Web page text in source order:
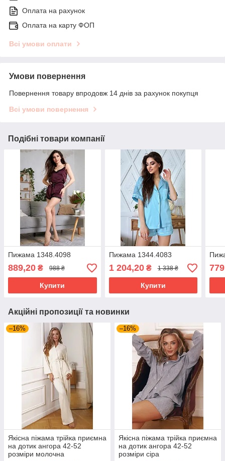
Оплата на рахунок
Оплата на карту ФОП
Всі умови оплати
Умови повернення
Повернення товару впродовж 14 днів за рахунок покупця
Всі умови повернення
Подібні товари компанії
Пижама 1348.4098
889,20 ₴ 988 ₴
Купити
Пижама 1344.4083
1 204,20₴ 1 338 ₴
Купити
Акційні пропозиції та новинки
–16%
Якісна піжама трійка приємна
на дотик ангора 42-52
розміри молочна
–16%
Якісна піжама трійка приємна
на дотик ангора 42-52
розміри сіра